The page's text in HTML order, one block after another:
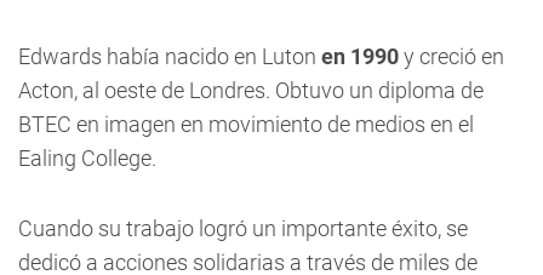
Edwards había nacido en Luton en 1990y creció en
Acton, al oeste de Londres. Obtuvo un diploma de
BTEC en imagen en movimiento de medios en el
Ealing College.
Cuando su trabajo logró un importante éxito, se
dedicó a acciones solidarias a través de miles de